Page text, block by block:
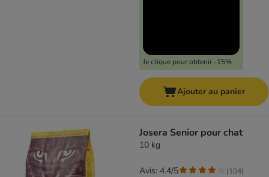
Je clique pour obtenir -15%
Ajouter au panier
Josera Senior pour chat
10 kg
Avis: 4.4/5 (104)